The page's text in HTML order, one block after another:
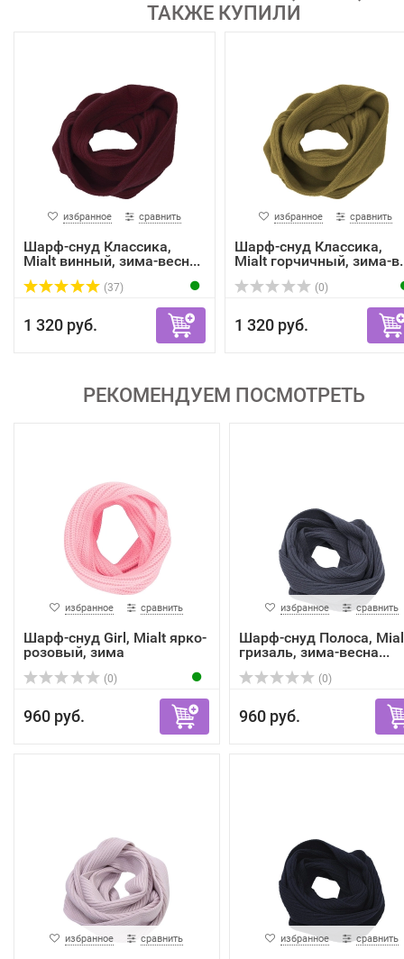
ТАКЖЕ КУПИЛИ
избранное сравнить
Шарф-снуд Классика,
Mialt винный, зима-весн...
(37)
1 320 руб.
избранное сравнить
Шарф-снуд Классика,
Mialt горчичный, зима-
(0)
1 320 руб.
РЕКОМЕНДУЕМ ПОСМОТРЕТЬ
избранное сравнить
Шарф-снуд Girl, Mialt ярко-
розовый, зима
(0)
960 руб.
избранное сравнить
Шарф-снуд Полоса,
гризаль, зима-весна...
(0)
960 руб.
избранное сравнить избранное сравнить